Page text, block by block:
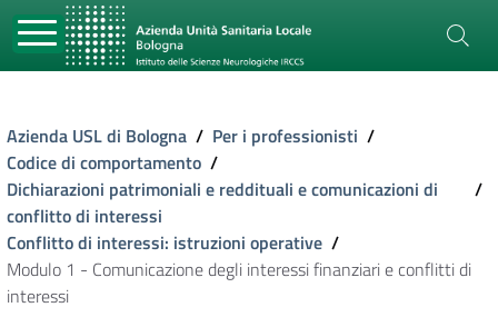
Azienda USL di Bologna / Per i professionisti /
Codice di comportamento /
Dichiarazioni patrimoniali e reddituali e comunicazioni di
conflitto di interessi
/
Conflitto di interessi: istruzioni operative /
Modulo 1 - Comunicazione degli interessi finanziari e conflitti di
interessi